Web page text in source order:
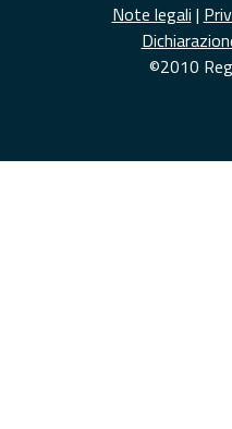
Note legali |
©2010